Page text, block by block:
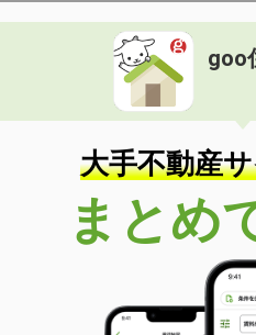
goo
大手不動産
まとめ